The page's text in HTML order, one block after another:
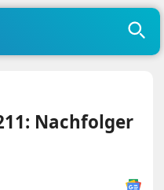
Nachfolger